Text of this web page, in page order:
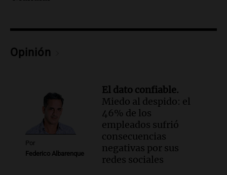
cielo con las manos"
Episodios
emocionan a todos
Noticias
Episodios
Audio.“Hicieron feliz a una palomita”:
la emotiva entrega del violín a la hija del
histórico limpiavidrios
Opinión
Por
Federico Albarenque
El dato confiable.
Miedo al despido: el
46% de los
empleados sufrió
consecuencias
negativas por sus
redes sociales